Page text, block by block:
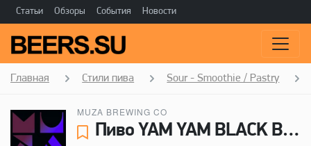
Статьи Обзоры События Новости
Главная Стили пива Sour - Smoothie / Pastry
MUZA BREWING CO
Пиво YAM YAM BLACK BERRIES PASTRY MARSHMALLOW SOUR - MUZA BREWING CO